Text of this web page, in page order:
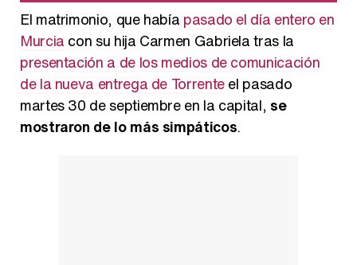
El matrimonio, que había pasado el día entero en
Murcia con su hija Carmen Gabriela tras la
presentación a de los medios de comunicación
de la nueva entrega de Torrenteel pasado
martes 30 de septiembre en la capital, se
mostraron de lo más simpáticos.